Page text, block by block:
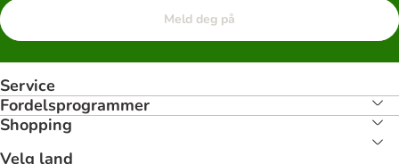
Meld deg på
Service
Fordelsprogrammer
Shopping
Velg land